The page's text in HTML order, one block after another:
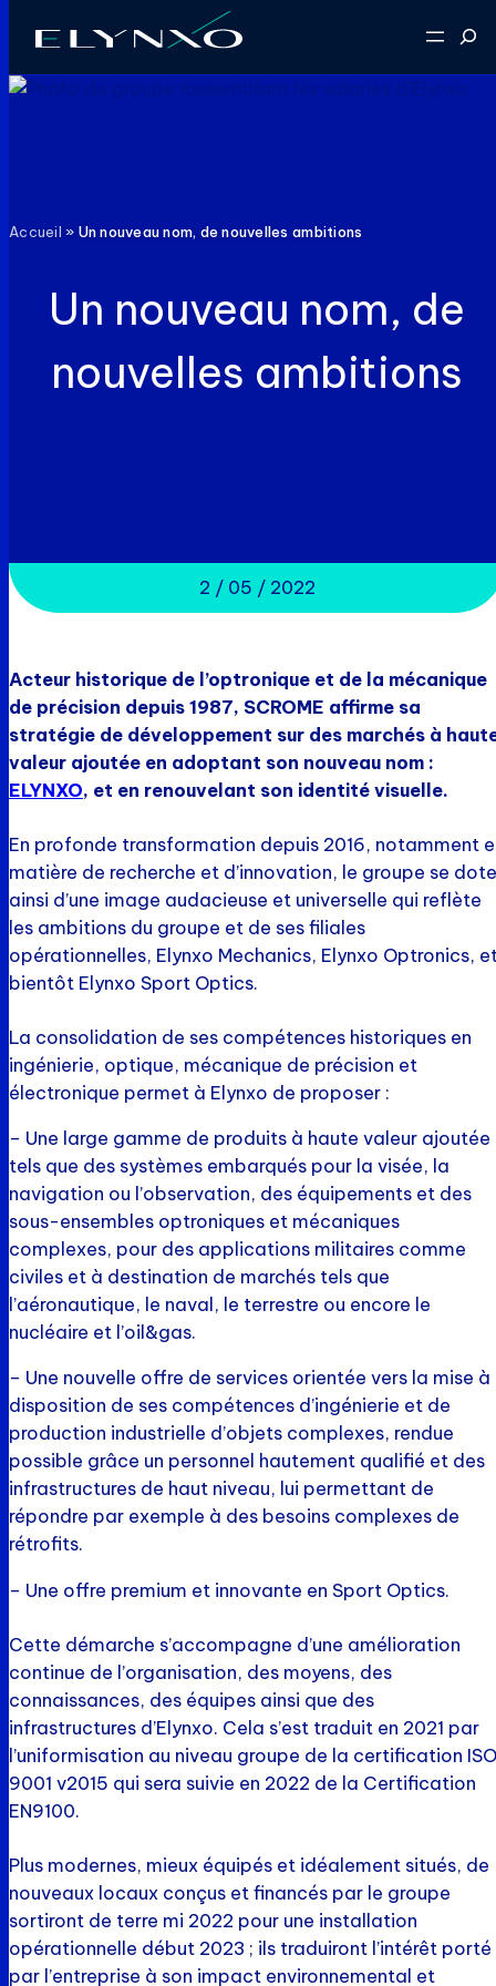
contenu
Accueil » Un nouveau nom, de nouvelles ambitions
Un nouveau nom, de
nouvelles ambitions
2 / 05 / 2022
Acteur historique de l’optronique et de la mécanique
de précision depuis 1987, SCROME affirme sa
stratégie de développement sur des marchés à
valeur ajoutée en adoptant son nouveau nom :
ELYNXO, et en renouvelant son identité visuelle.
En profonde transformation depuis 2016, notamment
matière de recherche et d’innovation, le groupe se dote
ainsi d’une image audacieuse et universelle qui reflète
les ambitions du groupe et de ses filiales
opérationnelles, Elynxo Mechanics, Elynxo Optronics,
bientôt Elynxo Sport Optics.
La consolidation de ses compétences historiques en
ingénierie, optique, mécanique de précision et
électronique permet à Elynxo de proposer :
– Une large gamme de produits à haute valeur ajoutée
tels que des systèmes embarqués pour la visée, la
navigation ou l’observation, des équipements et des
sous-ensembles optroniques et mécaniques
complexes, pour des applications militaires comme
civiles et à destination de marchés tels que
l’aéronautique, le naval, le terrestre ou encore le
nucléaire et l’oil&gas.
– Une nouvelle offre de services orientée vers la mise à
disposition de ses compétences d’ingénierie et de
production industrielle d’objets complexes, rendue
possible grâce un personnel hautement qualifié et des
infrastructures de haut niveau, lui permettant de
répondre par exemple à des besoins complexes de
rétrofits.
– Une offre premium et innovante en Sport Optics.
Cette démarche s’accompagne d’une amélioration
continue de l’organisation, des moyens, des
connaissances, des équipes ainsi que des
infrastructures d’Elynxo. Cela s’est traduit en 2021 par
l’uniformisation au niveau groupe de la certification ISO
9001 v2015 qui sera suivie en 2022 de la Certification
EN9100.
Plus modernes, mieux équipés et idéalement situés, de
nouveaux locaux conçus et financés par le groupe
sortiront de terre mi 2022 pour une installation
opérationnelle début 2023 ; ils traduiront l’intérêt porté
par l’entreprise à son impact environnemental et